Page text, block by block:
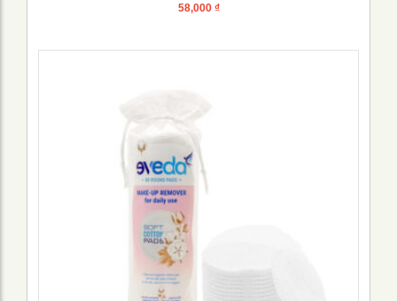
58,000 ₫